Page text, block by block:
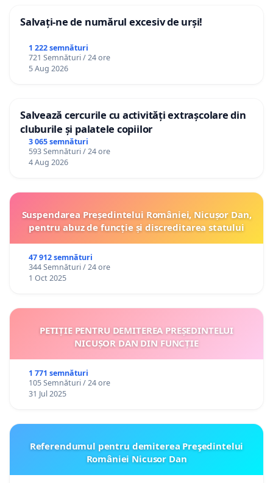
Salvați-ne de numărul excesiv de urși!
1 222 semnături
721 Semnături / 24 ore
5 Aug 2026
Salvează cercurile cu activități extrașcolare din
cluburile și palatele copiilor
3 065 semnături
593 Semnături / 24 ore
4 Aug 2026
Suspendarea Președintelui României, Nicușor Dan,
pentru abuz de funcție și discreditarea statului
47 912 semnături
344 Semnături / 24 ore
1 Oct 2025
PETIȚIE PENTRU DEMITEREA PREȘEDINTELUI
NICUȘOR DAN DIN FUNCȚIE
1 771 semnături
105 Semnături / 24 ore
31 Jul 2025
Referendumul pentru demiterea Preşedintelui
României Nicusor Dan